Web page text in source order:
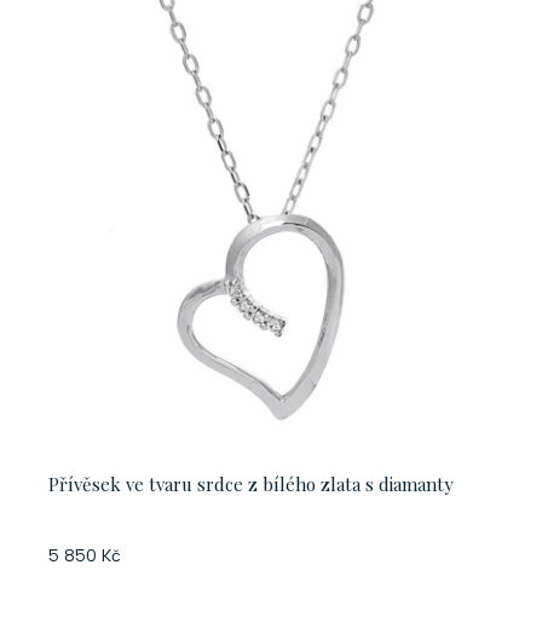
Přívěsek ve tvaru srdce z bílého zlata s diamanty
5 850 Kč